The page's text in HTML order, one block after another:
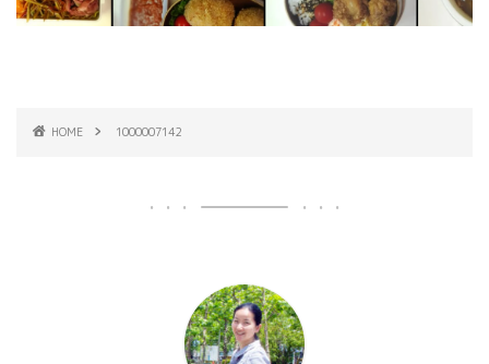
HOME 1000007142